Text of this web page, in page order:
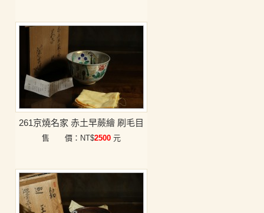
261京燒名家 赤土早蕨繪 刷毛目
售 價：NT$2500 元